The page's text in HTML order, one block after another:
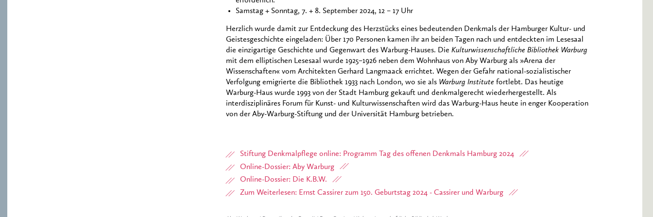
Samstag + Sonntag, 7. + 8. September 2024, 12 – 17 Uhr
Herzlich wurde damit zur Entdeckung des Herzstücks eines bedeutenden Denkmals der Hamburger Kultur- und
Geistesgeschichte eingeladen: Über 170 Personen kamen ihr an beiden Tagen nach und entdeckten im Lesesaal
die einzigartige Geschichte und Gegenwart des Warburg-Hauses. Die Kulturwissenschaftliche Bibliothek Warburg
mit dem elliptischen Lesesaal wurde 1925–1926 neben dem Wohnhaus von Aby Warburg als »Arena der
Wissenschaften« vom Architekten Gerhard Langmaack errichtet. Wegen der Gefahr national-sozialistischer
Verfolgung emigrierte die Bibliothek 1933 nach London, wo sie als Warburg Institute fortlebt. Das heutige
Warburg-Haus wurde 1993 von der Stadt Hamburg gekauft und denkmalgerecht wiederhergestellt. Als
interdisziplinäres Forum für Kunst- und Kulturwissenschaften wird das Warburg-Haus heute in enger Kooperation
von der Aby-Warburg-Stiftung und der Universität Hamburg betrieben.
Stiftung Denkmalpflege online: Programm Tag des offenen Denkmals Hamburg 2024
Online-Dossier: Aby Warburg
Online-Dossier: Die K.B.W.
Zum Weiterlesen: Ernst Cassirer zum 150. Geburtstag 2024 - Cassirer und Warburg